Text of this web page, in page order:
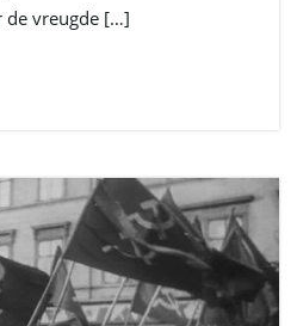
de vreugde […]